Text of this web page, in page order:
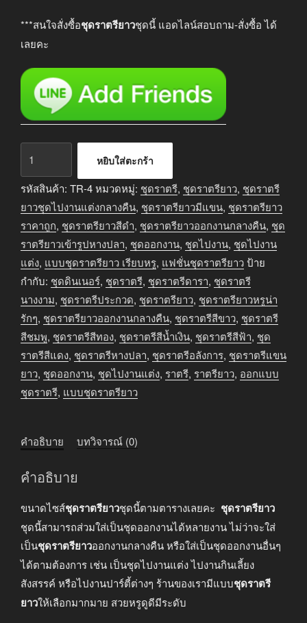
***สนใจสั่งซื้อชุดราตรียาวชุดนี้ แอดไลน์สอบถาม-สั่งซื้อ ได้
เลยคะ
ราตรี
ยาว
สีดำ
ส่วม
ใส่
เป็น
ชุด
ออกงาน
ได้
หลาย
งาน
ชิ้น
หยิบใส่ตะกร้า
รหัสสินค้า: TR-4หมวดหมู่: ชุดราตรี, ชุดราตรียาว, ชุดราตรี
ยาวชุดไปงานแต่งกลางคืน, ชุดราตรียาวมีแขน, ชุดราตรียาว
ราคาถูก, ชุดราตรียาวสีดำ, ชุดราตรียาวออกงานกลางคืน, ชุด
ราตรียาวเข้ารูปหางปลา, ชุดออกงาน, ชุดไปงาน, ชุดไปงาน
แต่ง, แบบชุดราตรียาว เรียบหรู, แฟชั่นชุดราตรียาวป้าย
กำกับ: ชุดดินเนอร์, ชุดราตรี, ชุดราตรีดารา, ชุดราตรี
นางงาม, ชุดราตรีประกวด, ชุดราตรียาว, ชุดราตรียาวหรูน่า
รักๆ, ชุดราตรียาวออกงานกลางคืน, ชุดราตรีสีขาว, ชุดราตรี
สีชมพู, ชุดราตรีสีทอง, ชุดราตรีสีน้ำเงิน, ชุดราตรีสีฟ้า, ชุด
ราตรีสีแดง, ชุดราตรีหางปลา, ชุดราตรีอลังการ, ชุดราตรีแขน
ยาว, ชุดออกงาน, ชุดไปงานแต่ง, ราตรี, ราตรียาว, ออกแบบ
ชุดราตรี, แบบชุดราตรียาว
คำอธิบาย บทวิจารณ์ (0)
คำอธิบาย
ขนาดไซส์ชุดราตรียาวชุดนี้ตามตารางเลยคะ ชุดราตรียาว
ชุดนี้สามารถส่วมใส่เป็นชุดออกงานได้หลายงาน ไม่ว่าจะใส่
เป็นชุดราตรียาวออกงานกลางคืน หรือใส่เป็นชุดออกงานอื่นๆ
ได้ตามต้องการ เช่น เป็นชุดไปงานแต่ง ไปงานกินเลี้ยง
สังสรรค์ หรือไปงานปาร์ตี้ต่างๆ ร้านของเรามีแบบชุดราตรี
ยาวให้เลือกมากมาย สวยหรูดูดีมีระดับ